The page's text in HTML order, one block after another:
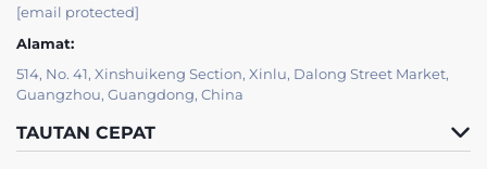
[email protected]
Alamat:
514, No. 41, Xinshuikeng Section, Xinlu, Dalong Street Market,
Guangzhou, Guangdong, China
TAUTAN CEPAT